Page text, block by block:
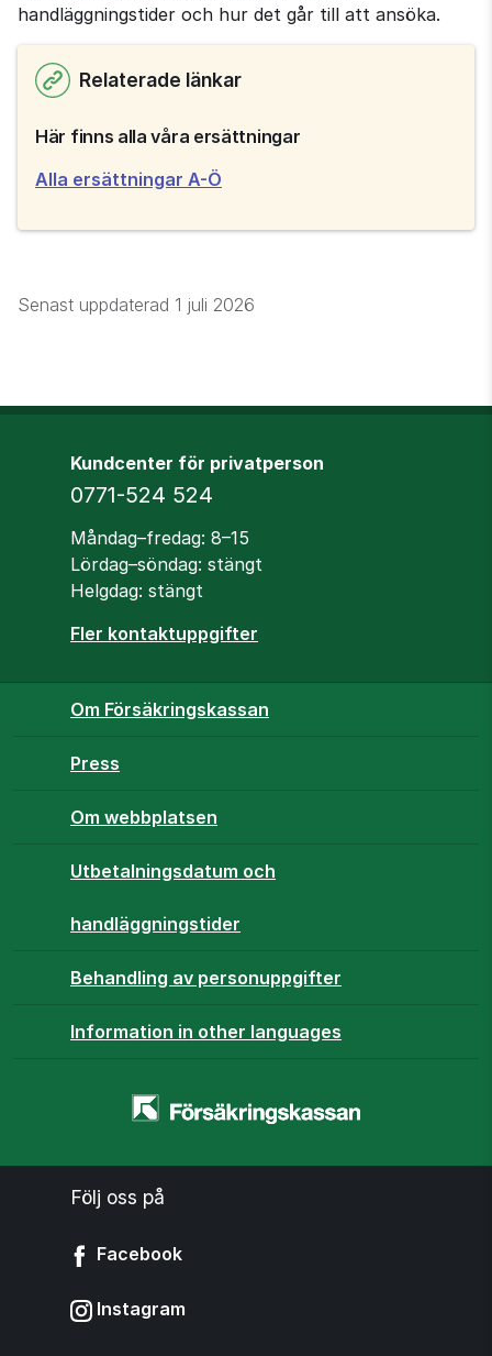
handläggningstider och hur det går till att ansöka.
Relaterade länkar
Här finns alla våra ersättningar
Alla ersättningar A-Ö
Senast uppdaterad 1 juli 2026
Kundcenter för privatperson
Telefon
0771-524 524
Öppettider
Måndag–fredag: 8–15
Lördag–söndag: stängt
Helgdag: stängt
Fler kontaktuppgifter
Om Försäkringskassan
Press
Om webbplatsen
Utbetalningsdatum och
handläggningstider
Behandling av personuppgifter
Information in other languages
Startsidan
Följ oss på
Facebook
Instagram